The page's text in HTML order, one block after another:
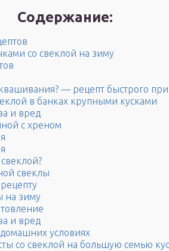
Содержание:
со свеклой на зиму
— рецепт быстрого
в банках крупными кусками
и вред
с хреном
свеклы
на зиму
и вред
домашних условиях
со свеклой на большую семью